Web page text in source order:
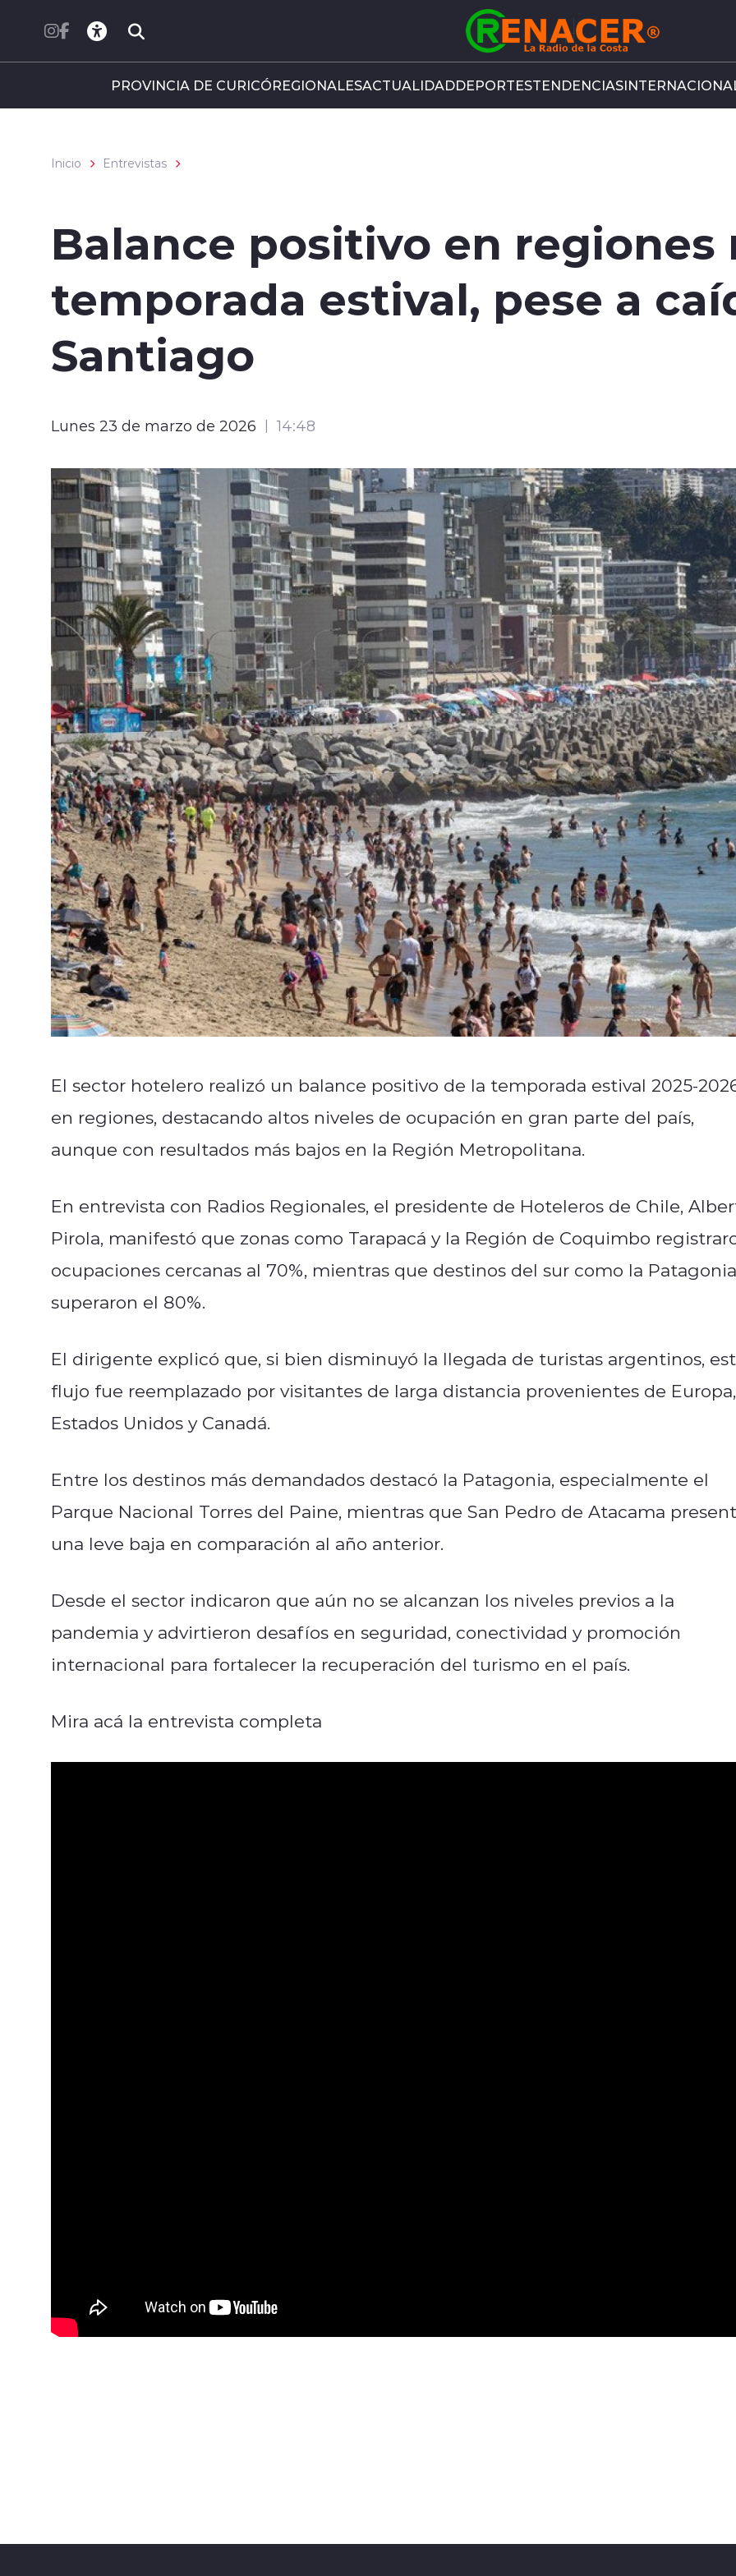
PROVINCIA DE CURICÓREGIONALESACTUALIDADDEPORTESTENDENCIAS
Inicio Entrevistas
Balance positivo en regiones
temporada estival, pese a
Santiago
Lunes 23 de marzo de 2026 14:48
El sector hotelero realizó un balance positivo de la temporada estival 2025-
en regiones, destacando altos niveles de ocupación en gran parte del país,
aunque con resultados más bajos en la Región Metropolitana.
En entrevista con Radios Regionales, el presidente de Hoteleros de Chile,
Pirola, manifestó que zonas como Tarapacá y la Región de Coquimbo
ocupaciones cercanas al 70%, mientras que destinos del sur como la Patagonia
superaron el 80%.
El dirigente explicó que, si bien disminuyó la llegada de turistas argentinos,
flujo fue reemplazado por visitantes de larga distancia provenientes de Europa,
Estados Unidos y Canadá.
Entre los destinos más demandados destacó la Patagonia, especialmente el
Parque Nacional Torres del Paine, mientras que San Pedro de Atacama
una leve baja en comparación al año anterior.
Desde el sector indicaron que aún no se alcanzan los niveles previos a la
pandemia y advirtieron desafíos en seguridad, conectividad y promoción
internacional para fortalecer la recuperación del turismo en el país.
Mira acá la entrevista completa